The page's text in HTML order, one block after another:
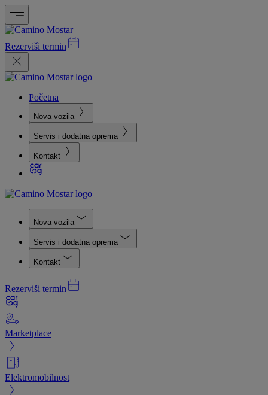
Rezerviši termin
Početna
Nova vozila
Servis i dodatna oprema
Kontakt
Nova vozila
Servis i dodatna oprema
Kontakt
Rezerviši termin
Marketplace
Elektromobilnost